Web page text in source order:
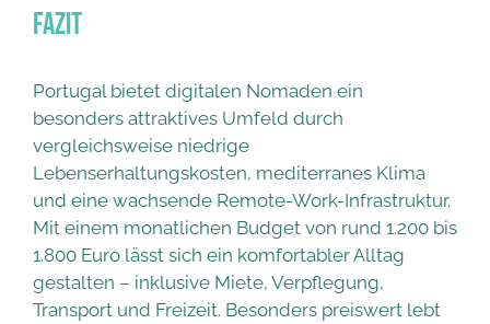
Fazit
Portugal bietet digitalen Nomaden ein
besonders attraktives Umfeld durch
vergleichsweise niedrige
Lebenserhaltungskosten, mediterranes Klima
und eine wachsende Remote-Work-Infrastruktur.
Mit einem monatlichen Budget von rund 1.200 bis
1.800 Euro lässt sich ein komfortabler Alltag
gestalten – inklusive Miete, Verpflegung,
Transport und Freizeit. Besonders preiswert lebt